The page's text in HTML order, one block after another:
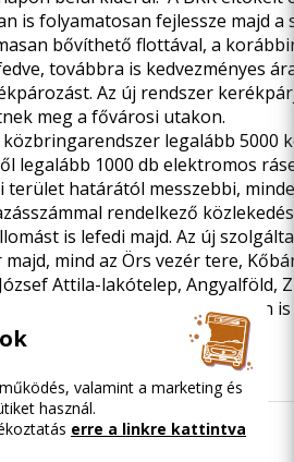
is folyamatosan fejlessze majd a
bővíthető flottával, a
továbbra is kedvezményes
Az új rendszer
meg a fővárosi utakon.
legalább 5000
legalább 1000 db elektromos
terület határától messzebbi,
rendelkező
is lefedi majd. Az új
mind az Örs vezér tere,
Attila-lakótelep, Angyalföld,
ráadásul már a Mobi-pontokon
valamint a marketing és
használ.
erre a linkre kattintva